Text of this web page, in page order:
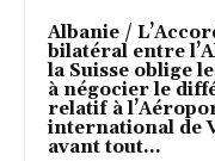
Albanie /
bilatéral entre
la Suisse oblige
à négocier le
relatif à
international de
avant tout...